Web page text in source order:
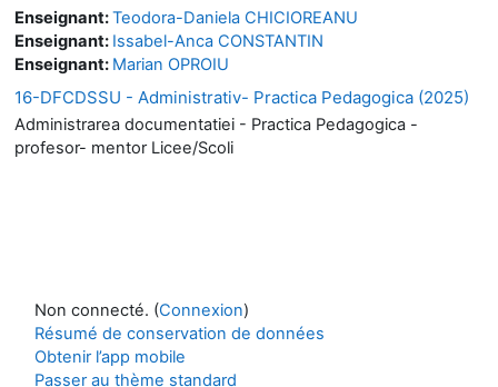
Enseignant:Teodora-Daniela CHICIOREANU
Enseignant: Issabel-Anca CONSTANTIN
Enseignant: Marian OPROIU
16-DFCDSSU - Administrativ- Practica Pedagogica (2025)
Administrarea documentatiei - Practica Pedagogica -
profesor- mentor Licee/Scoli
Non connecté. (Connexion)
Résumé de conservation de données
Obtenir l’app mobile
Passer au thème standard